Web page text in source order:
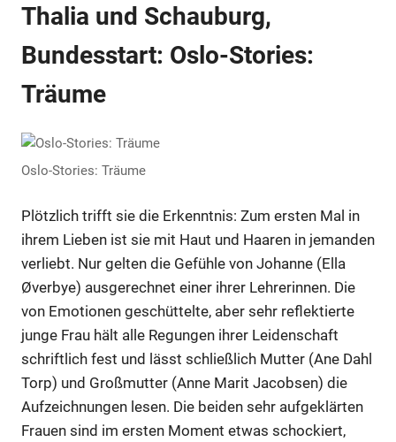
Thalia und Schauburg,
Bundesstart: Oslo-Stories:
Träume
Oslo-Stories: Träume
Plötzlich trifft sie die Erkenntnis: Zum ersten Mal in
ihrem Lieben ist sie mit Haut und Haaren in jemanden
verliebt. Nur gelten die Gefühle von Johanne (Ella
Øverbye) ausgerechnet einer ihrer Lehrerinnen. Die
von Emotionen geschüttelte, aber sehr reflektierte
junge Frau hält alle Regungen ihrer Leidenschaft
schriftlich fest und lässt schließlich Mutter (Ane Dahl
Torp) und Großmutter (Anne Marit Jacobsen) die
Aufzeichnungen lesen. Die beiden sehr aufgeklärten
Frauen sind im ersten Moment etwas schockiert,